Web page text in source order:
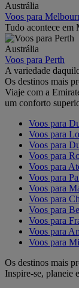
Austrália
Voos para
Tudo acontece em
Austrália
Voos para Perth
A variedade
Os destinos mais
Viaje com a
um conforto
Voos para
Voos para
Voos para
Voos para
Voos para
Voos para
Voos para
Voos para
Voos para
Voos para
Voos para
Voos para
Os destinos mais
Inspire-se, planeie